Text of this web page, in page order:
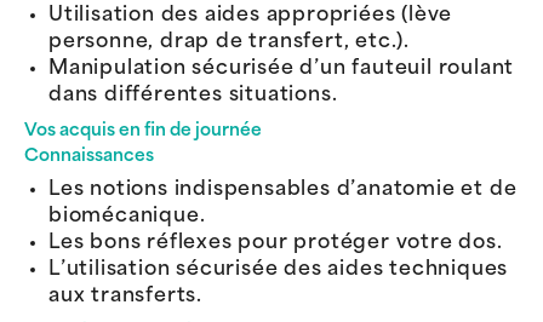
Utilisation des aides appropriées (lève
personne, drap de transfert, etc.).
Manipulation sécurisée d’un fauteuil roulant
dans différentes situations.
Vos acquis en fin de journée
Connaissances
Les notions indispensables d’anatomie et de
biomécanique.
Les bons réflexes pour protéger votre dos.
L’utilisation sécurisée des aides techniques
aux transferts.